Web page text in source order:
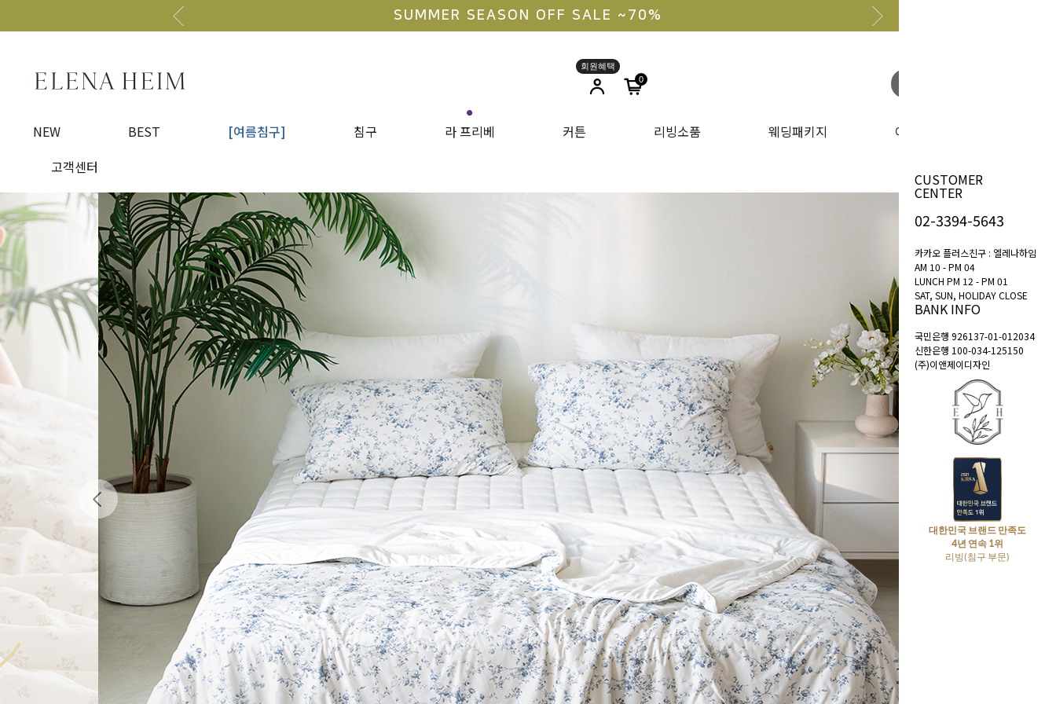
라지킹 구매 안내
CUSTOMER
CENTER
02-3394-5643
카카오 플러스친구 : 엘레나하임
AM 10 - PM 04
LUNCH PM 12 - PM 01
SAT, SUN, HOLIDAY CLOSE
BANK INFO
국민은행 926137-01-012034
신한은행 100-034-125150
(주)이앤제이디자인
대한민국 브랜드 만족도
4년 연속 1위
리빙(침구 부문)
0
NEW BEST [여름침구] 침구
●
라 프리베 커튼 리빙소품 웨딩패키지
이벤트
고객센터